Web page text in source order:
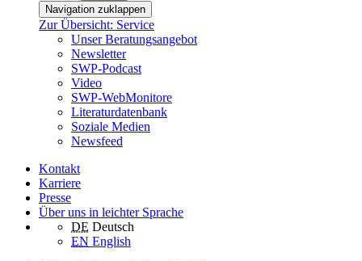
Navigation zuklappen
Zur Übersicht: Service
Unser Beratungsangebot
Newsletter
SWP-Podcast
Video
SWP-WebMonitore
Literaturdatenbank
Soziale Medien
Newsfeed
Kontakt
Karriere
Presse
Über uns in leichter Sprache
DE Deutsch
EN English